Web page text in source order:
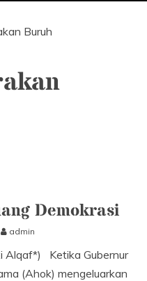
Buruh
Demokrasi
admin
Alqaf*) Ketika Gubernur
(Ahok) mengeluarkan